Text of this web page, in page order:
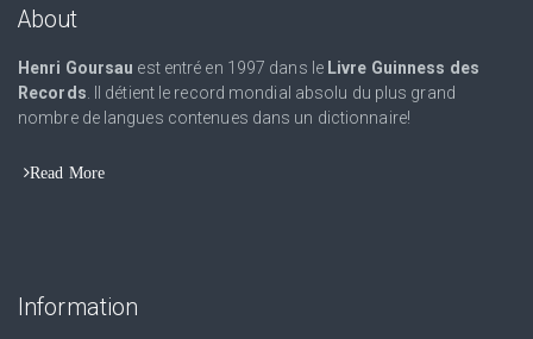
About
Henri Goursau est entré en 1997 dans le Livre Guinness des
Records. Il détient le record mondial absolu du plus grand
nombre de langues contenues dans un dictionnaire!
Read More
Information